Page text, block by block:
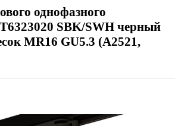
однофазного
SBK/SWH черный
MR16 GU5.3 (A2521,